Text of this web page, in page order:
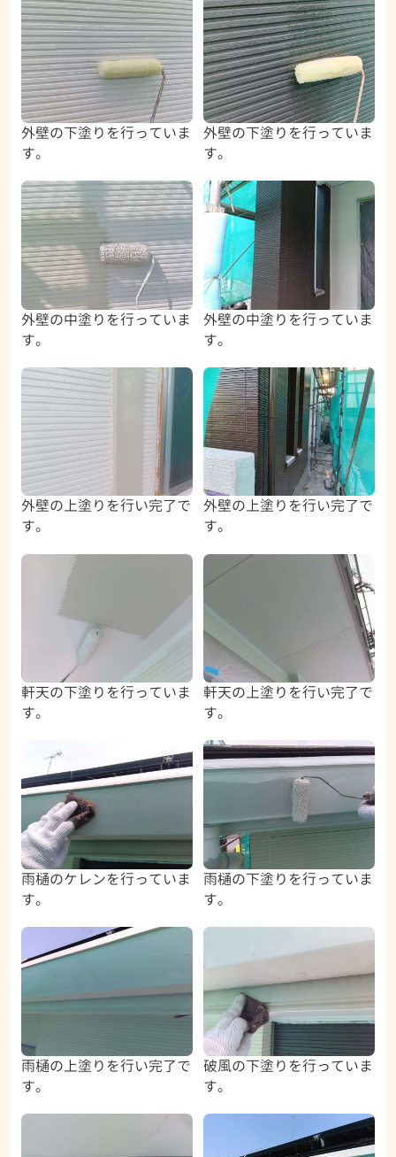
外壁の下塗りを行っていま
す。
外壁の下塗りを行っていま
す。
外壁の中塗りを行っていま
す。
外壁の中塗りを行っていま
す。
外壁の上塗りを行い完了で
す。
外壁の上塗りを行い完了で
す。
軒天の下塗りを行っていま
す。
軒天の上塗りを行い完了で
す。
雨樋のケレンを行っていま
す。
雨樋の下塗りを行っていま
す。
雨樋の上塗りを行い完了で
す。
破風の下塗りを行っていま
す。